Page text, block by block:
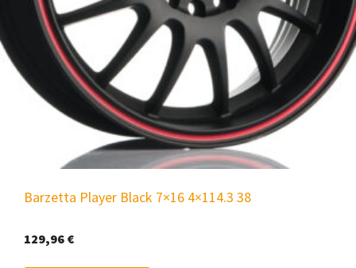
Barzetta Player Black 7×16 4×114.3 38
129,96 €